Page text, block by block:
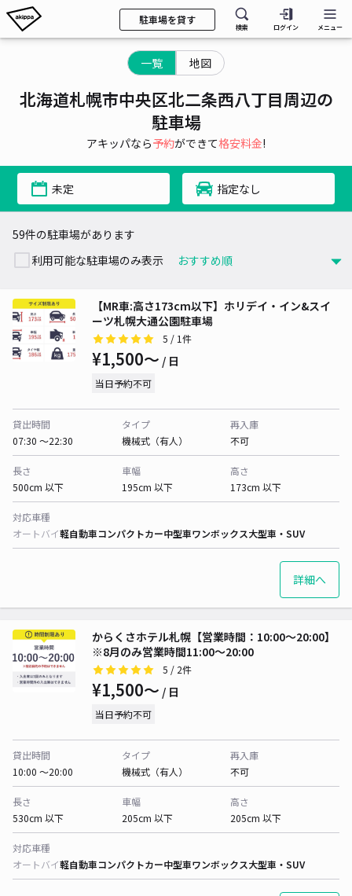
駐車場を貸す
検索 ログイン メニュー
一覧 地図
北海道札幌市中央区北二条西八丁目周辺の
駐車場
アキッパなら予約ができて格安料金!
未定 指定なし
59件の駐車場があります
利用可能な駐車場のみ表示
【MR車:高さ173cm以下】ホリデイ・イン&スイ
ーツ札幌大通公園駐車場
5 / 1件
¥1,500〜 / 日
当日予約不可
貸出時間
07:30 〜22:30
タイプ
機械式（有人）
再入庫
不可
長さ
500cm 以下
車幅
195cm 以下
高さ
173cm 以下
対応車種
オートバイ軽自動車コンパクトカー中型車ワンボックス大型車・SUV
詳細へ
からくさホテル札幌【営業時間：10:00～20:00】
※8月のみ営業時間11:00～20:00
5 / 2件
¥1,500〜 / 日
当日予約不可
貸出時間
10:00 〜20:00
タイプ
機械式（有人）
再入庫
不可
長さ
530cm 以下
車幅
205cm 以下
高さ
205cm 以下
対応車種
オートバイ軽自動車コンパクトカー中型車ワンボックス大型車・SUV